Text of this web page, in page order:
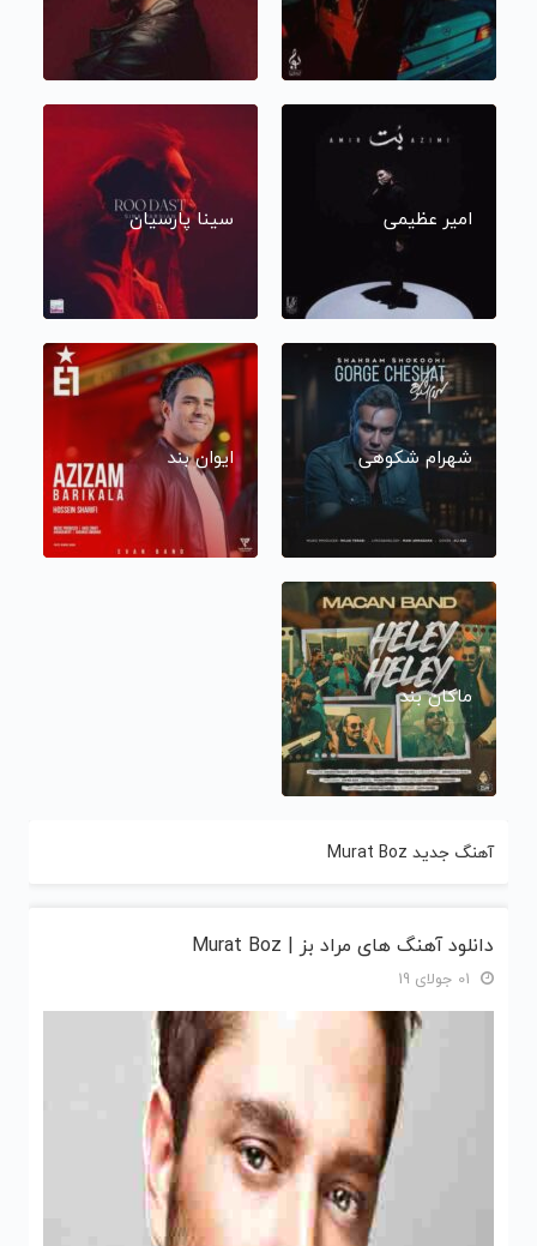
امیر عظیمی سینا پارسیان
شهرام شکوهی ایوان بند
ماکان بند
آهنگ جدید Murat Boz
دانلود آهنگ های مراد بز | Murat Boz